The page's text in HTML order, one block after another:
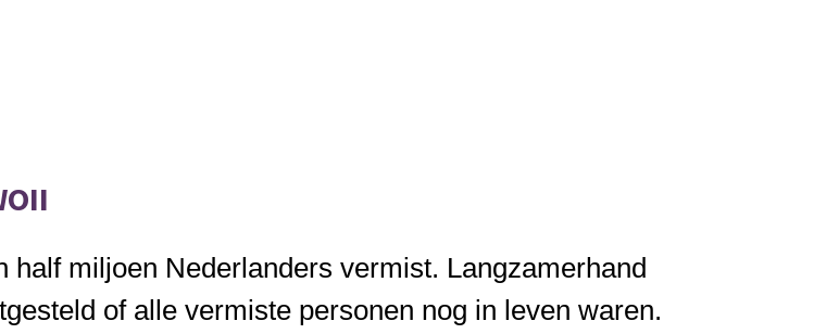
half miljoen Nederlanders vermist. Langzamerhand
of alle vermiste personen nog in leven waren.